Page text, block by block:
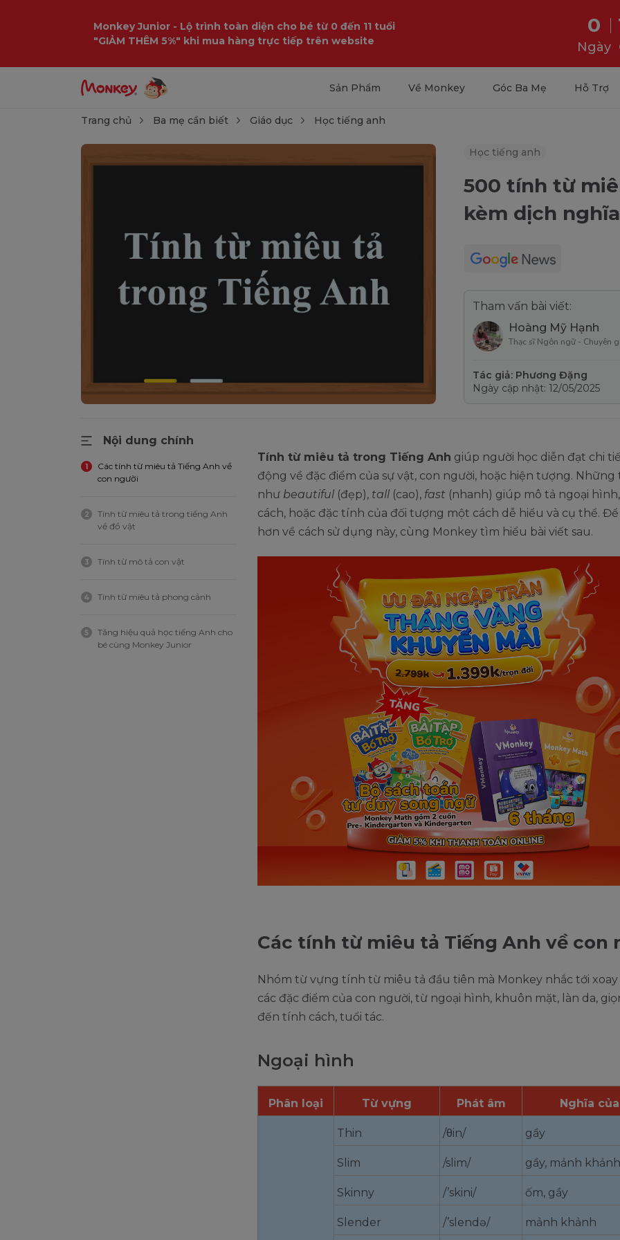
Monkey Junior - Lộ trình toàn diện cho bé từ 0 đến 11 tuổi
"GIẢM THÊM 5%" khi mua hàng trực tiếp trên website
0
Ngày
Sản Phẩm Về Monkey Góc Ba Mẹ Hỗ Trợ
Trang chủ Ba mẹ cần biết Giáo dục Học tiếng anh
Học tiếng anh
500 tính từ
kèm dịch
Tham vấn bài viết:
Hoàng Mỹ Hạnh
Thạc sĩ Ngôn ngữ - Chuyên
Tác giả: Phương Đặng
Ngày cập nhật: 12/05/2025
Nội dung chính
1
Các tính từ miêu tả Tiếng Anh về
con người
2
Tính từ miêu tả trong tiếng Anh
về đồ vật
3 Tính từ mô tả con vật
4 Tính từ miêu tả phong cảnh
5
Tăng hiệu quả học tiếng Anh cho
bé cùng Monkey Junior
Tính từ miêu tả trong Tiếng Anh giúp người học diễn đạt chi
động về đặc điểm của sự vật, con người, hoặc hiện tượng.
như beautiful (đẹp), tall (cao), fast (nhanh) giúp mô tả ngoại
cách, hoặc đặc tính của đối tượng một cách dễ hiểu và cụ thể.
hơn về cách sử dụng này, cùng Monkey tìm hiểu bài viết sau.
Các tính từ miêu tả Tiếng Anh về con
Nhóm từ vựng tính từ miêu tả đầu tiên mà Monkey nhắc tới
các đặc điểm của con người, từ ngoại hình, khuôn mặt, làn da,
đến tính cách, tuổi tác.
Ngoại hình
Phân loại Từ vựng Phát âm Nghĩa
Thin /θin/ gầy
Slim /slim/ gầy, mảnh khảnh
Skinny /’skini/ ốm, gầy
Slender /’slendə/ mảnh khảnh